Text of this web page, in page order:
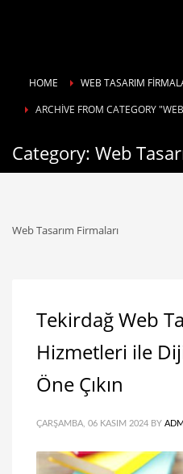
HOME
WEB TASARIM
ARCHIVE FROM CATEGORY
Category: Web
Web Tasarım Firmaları
Tekirdağ Web
Hizmetleri ile
Öne Çıkın
ÇARŞAMBA, 06 KASIM 2024 BY